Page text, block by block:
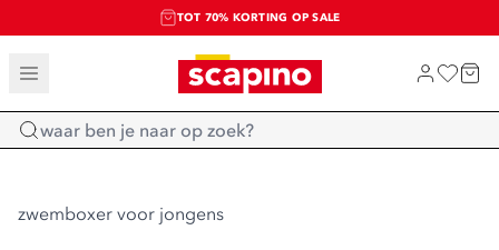
TOT 70% KORTING OP SALE
SALE: LAATSTE KANS!
SHOP NIEUW
Home
zwemboxer voor jongens